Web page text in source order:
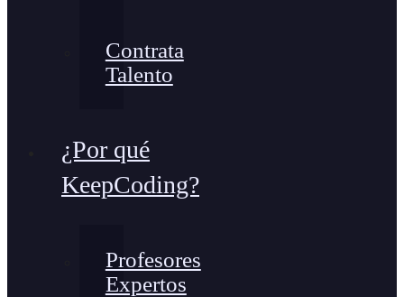
Contrata
Talento
¿Por qué
KeepCoding?
Profesores
Expertos